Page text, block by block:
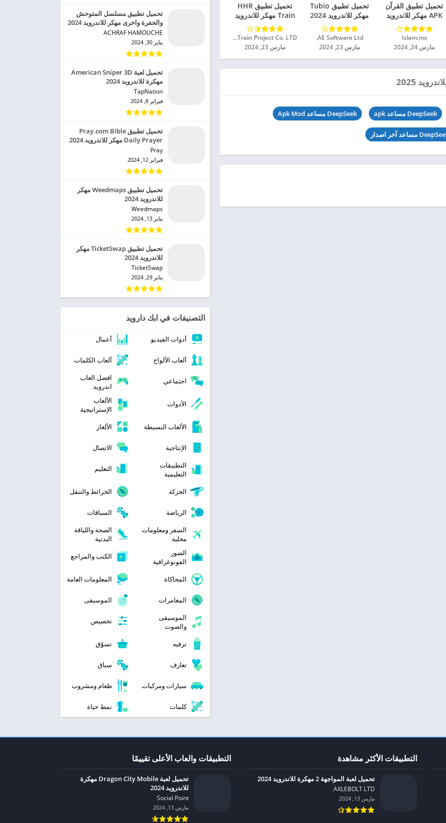
تحميل تطبيق القرآن
APK مهكر للاندرويد
2024
Islam.ms‏
مارس 24, 2024
تحميل تطبيق Tubio
مهكر للاندرويد 2024
AE Software Ltd.‏
مارس 23, 2024
تحميل تطبيق HHR
Train مهكر للاندرويد
2024
Saudi Spanish Train Project Co. LTD‏
مارس 23, 2024
DeepSeek مساعد apk DeepSeek مساعد Apk Mod
تحميل تطبيق مسلسل المتوحش
والحفرة واخرى مهكر للاندرويد 2024
ACHRAF HAMOUCHE‏
يناير 30, 2024
تحميل لعبة American Sniper 3D
مهكرة للاندرويد 2024
TapNation‏
فبراير 8, 2024
تحميل تطبيق Pray.com Bible
Daily Prayer مهكر للاندرويد 2024
Pray‏
فبراير 12, 2024
تحميل تطبيق Weedmaps مهكر
للاندرويد 2024
Weedmaps‏
يناير 13, 2024
تحميل تطبيق TicketSwap مهكر
للاندرويد 2024
TicketSwap‏
يناير 29, 2024
التصنيفات في ابك دارويد
أدوات الفيديو أعمال
ألعاب الألواح ألعاب الكلمات
اجتماعي
افضل العاب
اندرويد
الأدوات
الألعاب
الإستراتيجية
الألعاب البسيطة
الألغاز
الإنتاجية
الاتصال
التطبيقات
التعليمية
التعليم
الحركة الخرائط والتنقل
الرياضة
السباقات
السفر ومعلومات
محلية
الصحة واللياقة
البدنية
الصور
الفوتوغرافية
الكتب والمراجع
المحاكاة المعلومات العامة
المغامرات
الموسيقى
الموسيقى
والصوت
تخصيص
ترفيه تسوّق
تعارف سباق
سيارات ومركبات طعام ومشروب
كلمات نمط حياة
التطبيقات والعاب الأعلى تقييمًا
تحميل لعبة Dragon City Mobile مهكرة
للاندرويد 2024
Social Point‏
مارس 13, 2024
التطبيقات الأكثر مشاهدة
تحميل لعبة المواجهة 2 مهكرة للاندرويد 2024
AXLEBOLT LTD‏
مارس 13, 2024